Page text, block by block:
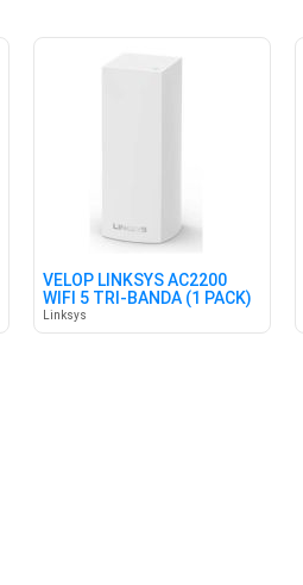
VELOP LINKSYS AC2200
WIFI 5 TRI-BANDA (1 PACK)
Linksys